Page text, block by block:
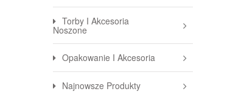
Torby I Akcesoria
Noszone
Opakowanie I Akcesoria
Najnowsze Produkty